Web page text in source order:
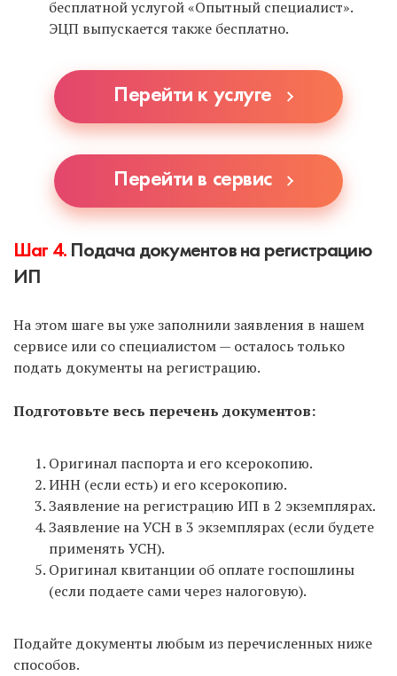
бесплатной услугой «Опытный специалист».
ЭЦП выпускается также бесплатно.
Перейти к услуге
Перейти в сервис
Шаг 4. Подача документов на регистрацию
ИП
На этом шаге вы уже заполнили заявления в нашем
сервисе или со специалистом — осталось только
подать документы на регистрацию.
Подготовьте весь перечень документов:
Оригинал паспорта и его ксерокопию.
ИНН (если есть) и его ксерокопию.
Заявление на регистрацию ИП в 2 экземплярах.
Заявление на УСН в 3 экземплярах (если будете
применять УСН).
Оригинал квитанции об оплате госпошлины
(если подаете сами через налоговую).
Подайте документы любым из перечисленных ниже
способов.